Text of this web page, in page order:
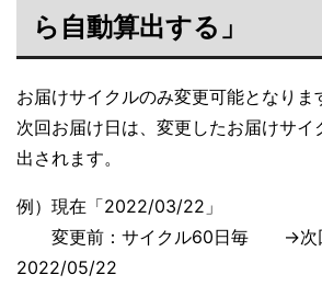
ら自動算出する」
お届けサイクルのみ変更可能となりま
次回お届け日は、変更したお届けサイ
出されます。
例）現在「2022/03/22」
変更前：サイクル60日毎 →次
2022/05/22